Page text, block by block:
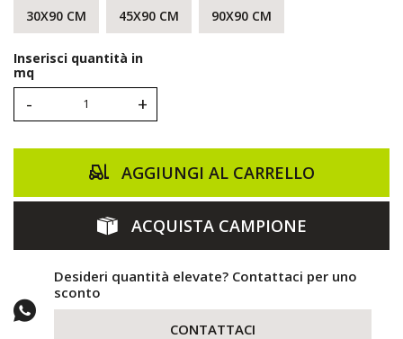
30X90 CM
45X90 CM 90X90 CM
Inserisci quantità in
mq
- +
AGGIUNGI AL CARRELLO
ACQUISTA CAMPIONE
Desideri quantità elevate? Contattaci per uno
sconto
CONTATTACI